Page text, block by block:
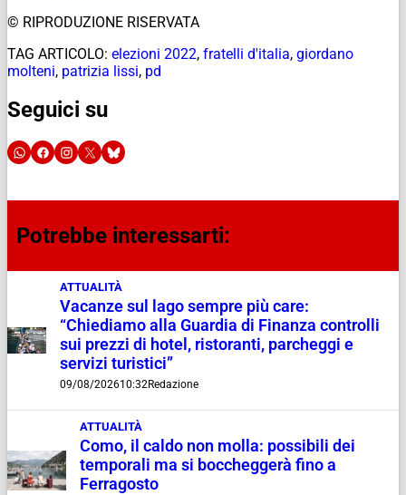
© RIPRODUZIONE RISERVATA
TAG ARTICOLO: elezioni 2022, fratelli d'italia, giordano
molteni, patrizia lissi, pd
Seguici su
Potrebbe interessarti:
ATTUALITÀ
Vacanze sul lago sempre più care:
“Chiediamo alla Guardia di Finanza controlli
sui prezzi di hotel, ristoranti, parcheggi e
servizi turistici”
09/08/202610:32Redazione
ATTUALITÀ
Como, il caldo non molla: possibili dei
temporali ma si boccheggerà fino a
Ferragosto